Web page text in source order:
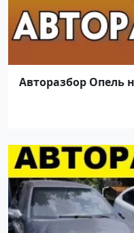
Авторазбор Опель